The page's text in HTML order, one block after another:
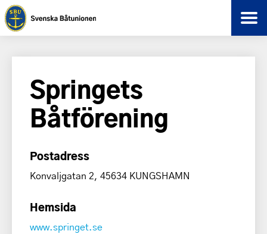
Springets
Båtförening
Postadress
Konvaljgatan 2, 45634 KUNGSHAMN
Hemsida
www.springet.se